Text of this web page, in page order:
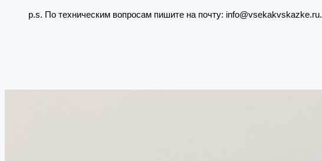
p.s. По техническим вопросам пишите на почту: info@vsekakvskazke.ru.